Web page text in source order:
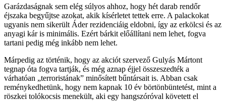
Garázdaságnak sem elég súlyos ahhoz, hogy hét darab rendőr
éjszaka begyűjtse azokat, akik kísérletet tettek erre. A palackokat
ugyanis nem sikerült Áder rezidenciáig eldobni, így az erkölcsi és az
anyagi kár is minimális. Ezért bárkit előállítani nem lehet, fogva
tartani pedig még inkább nem lehet.
Márpedig az történik, hogy az akciót szervező Gulyás Mártont
tegnap óta fogva tartják, és még aznap éjjel összeszedték a
várhatóan „terroristának” minősített bűntársait is. Abban csak
reménykedhetünk, hogy nem kapnak 10 év börtönbüntetést, mint a
röszkei tolókocsis menekült, aki egy hangszóróval követett el